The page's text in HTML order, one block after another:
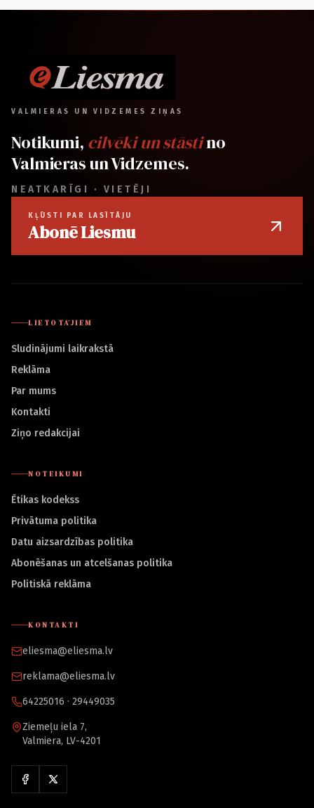
VALMIERAS UN VIDZEMES ZIŅAS
Notikumi, cilvēki un stāstino
Valmieras un Vidzemes.
NEATKARĪGI · VIETĒJI
KĻŪSTI PAR LASĪTĀJU
Abonē Liesmu
LIETOTĀJIEM
Sludinājumi laikrakstā
Reklāma
Par mums
Kontakti
Ziņo redakcijai
NOTEIKUMI
Ētikas kodekss
Privātuma politika
Datu aizsardzības politika
Abonēšanas un atcelšanas politika
Politiskā reklāma
KONTAKTI
eliesma@eliesma.lv
reklama@eliesma.lv
64225016 · 29449035
Ziemeļu iela 7,
Valmiera, LV-4201